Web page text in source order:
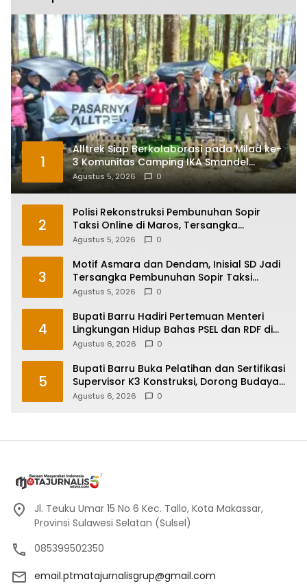
1
Alltrek Siap Berkolaborasi pada Milad ke-
3 Komunitas Camping IKA Smandel
Makassar di Malino
Agustus 5, 2026 0
2
Polisi Rekonstruksi Pembunuhan Sopir
Taksi Online di Maros, Tersangka
Peragakan 24 Adegan
Agustus 5, 2026 0
3
Motif Asmara dan Dendam, Inisial SD Jadi
Tersangka Pembunuhan Sopir Taksi
Online di Maros
Agustus 5, 2026 0
4
Bupati Barru Hadiri Pertemuan Menteri
Lingkungan Hidup Bahas PSEL dan RDF di
Sulsel
Agustus 6, 2026 0
5
Bupati Barru Buka Pelatihan dan Sertifikasi
Supervisor K3 Konstruksi, Dorong Budaya
Zero Accident
Agustus 6, 2026 0
Jl. Teuku Umar 15 No 6 Kec. Tallo, Kota Makassar,
Provinsi Sulawesi Selatan (Sulsel)
085399502350
email.ptmatajurnalisgrup@gmail.com